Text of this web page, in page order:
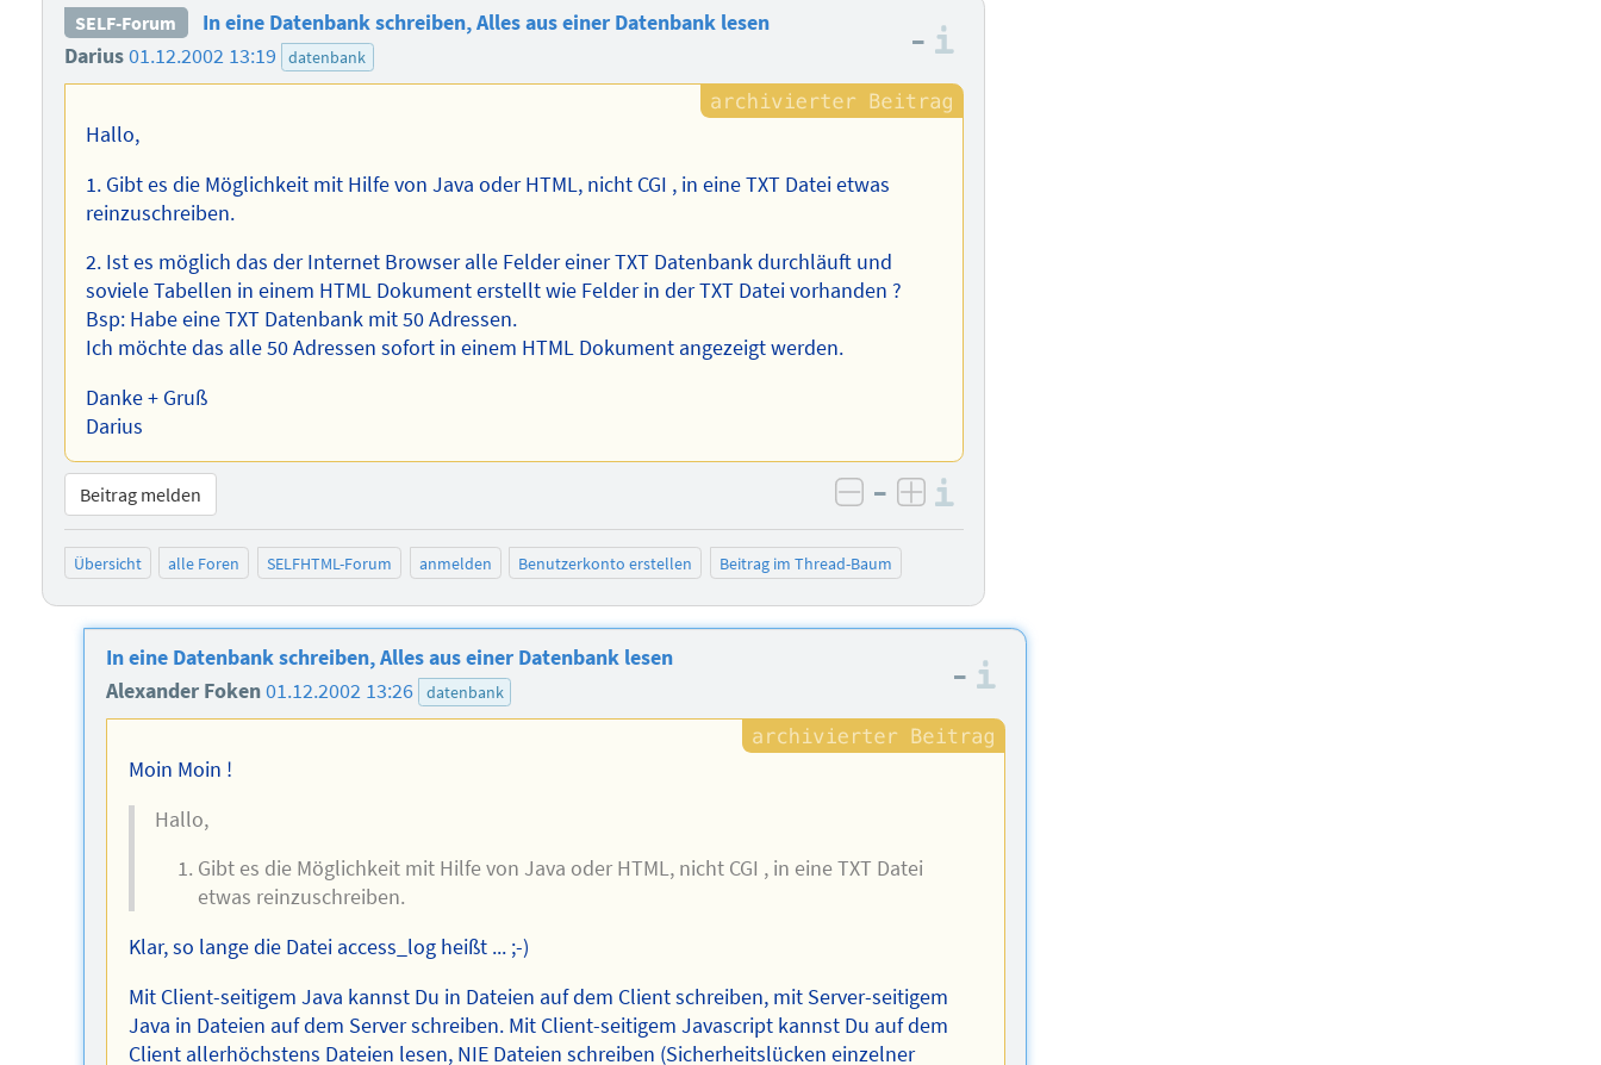
SELF-Forum
In eine Datenbank schreiben, Alles aus einer Datenbank lesen
Darius01.12.2002 13:19 datenbank –
Hallo,
1. Gibt es die Möglichkeit mit Hilfe von Java oder HTML, nicht CGI , in eine TXT Datei etwas
reinzuschreiben.
2. Ist es möglich das der Internet Browser alle Felder einer TXT Datenbank durchläuft und
soviele Tabellen in einem HTML Dokument erstellt wie Felder in der TXT Datei vorhanden ?
Bsp: Habe eine TXT Datenbank mit 50 Adressen.
Ich möchte das alle 50 Adressen sofort in einem HTML Dokument angezeigt werden.
Danke + Gruß
Darius
Beitrag melden negativ bewerten
– positiv bewerten
Übersicht alle Foren SELFHTML-Forum anmelden Benutzerkonto erstellen Beitrag im Thread-Baum
In eine Datenbank schreiben, Alles aus einer Datenbank lesen
Alexander Foken01.12.2002 13:26 datenbank –
Moin Moin !
Hallo,
Gibt es die Möglichkeit mit Hilfe von Java oder HTML, nicht CGI , in eine TXT Datei
etwas reinzuschreiben.
Klar, so lange die Datei access_log heißt ... ;-)
Mit Client-seitigem Java kannst Du in Dateien auf dem Client schreiben, mit Server-seitigem
Java in Dateien auf dem Server schreiben. Mit Client-seitigem Javascript kannst Du auf dem
Client allerhöchstens Dateien lesen, NIE Dateien schreiben (Sicherheitslücken einzelner